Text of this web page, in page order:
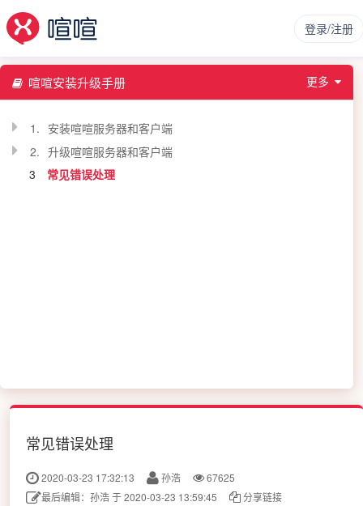
登录/注册
喧喧安装升级手册 更多
1. 安装喧喧服务器和客户端
2. 升级喧喧服务器和客户端
3
常见错误处理
常见错误处理
2020-03-23 17:32:13 孙浩
67625
最后编辑：孙浩 于 2020-03-23 13:59:45
分享链接